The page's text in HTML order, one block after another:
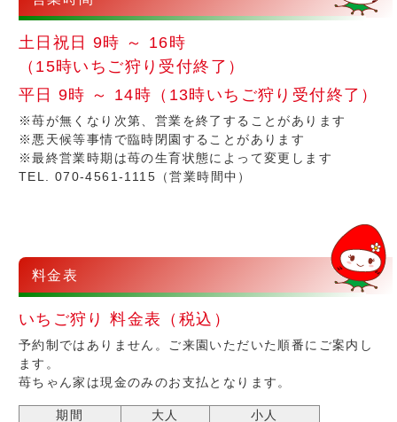
土日祝日 9時 ～ 16時
（15時いちご狩り受付終了）
平日 9時 ～ 14時 （13時いちご狩り受付終了）
※苺が無くなり次第、営業を終了することがあります
※悪天候等事情で臨時閉園することがあります
※最終営業時期は苺の生育状態によって変更します
TEL. 070-4561-1115（営業時間中）
料金表
いちご狩り 料金表（税込）
予約制ではありません。ご来園いただいた順番にご案内し
ます。
苺ちゃん家は現金のみのお支払となります。
期間
大人
小人